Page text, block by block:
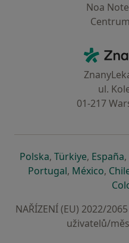
Noa
ul.
01-217
Polskase otevře v nové
, Türkiyese
, España,
Portugalse otevře v
, Méxicose
,
NAŘÍZENÍ (EU) 2022/
uživatelů/